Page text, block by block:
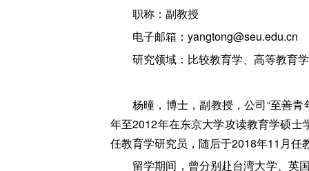
职称：副教授
电子邮箱：yangtong@seu.edu.cn
研究领域：比较教育学、高等教育学
杨曈，博士，副教授，公司“至善
年至2012年在东京大学攻读教育学硕
任教育学研究员，随后于2018年11月
留学期间，曾分别赴台湾大学、英